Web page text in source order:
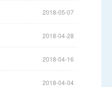
2018-05-07
2018-04-28
2018-04-16
2018-04-04